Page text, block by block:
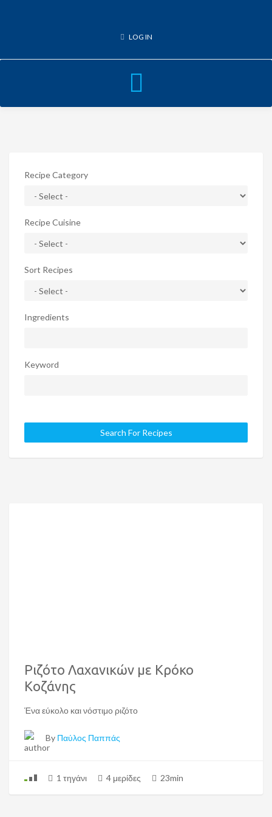
LOG IN
Toggle
Recipe Category
Recipe Cuisine
Sort Recipes
Ingredients
Keyword
Search For Recipes
Ριζότο Λαχανικών με Κρόκο
Κοζάνης
Ένα εύκολο και νόστιμο ριζότο
By Παύλος Παππάς
1 τηγάνι 4 μερίδες 23min